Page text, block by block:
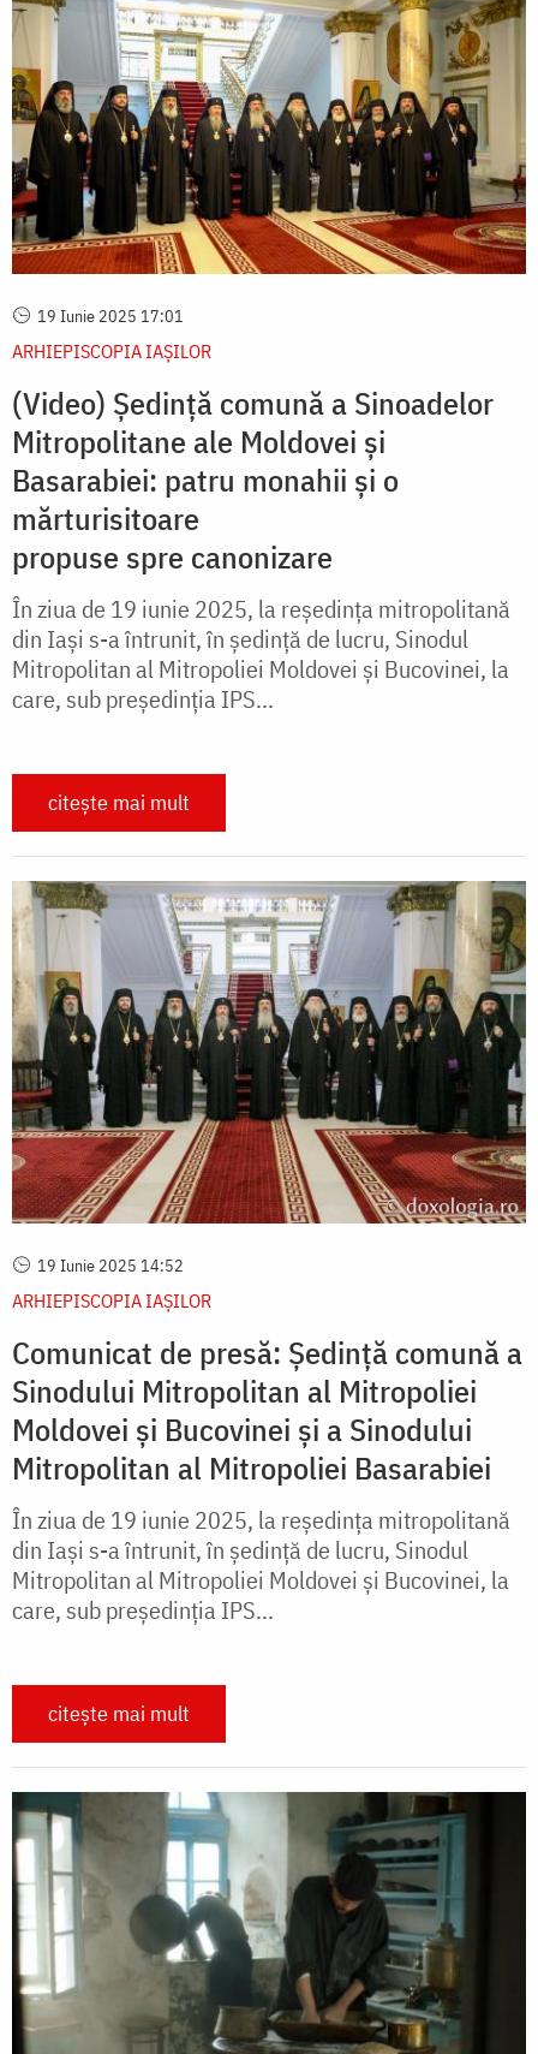
19 Iunie 2025 17:01
ARHIEPISCOPIA IAŞILOR
(Video) Ședință comună a Sinoadelor
Mitropolitane ale Moldovei și
Basarabiei: patru monahii și o
mărturisitoare
propuse spre canonizare
În ziua de 19 iunie 2025, la reședința mitropolitană
din Iași s-a întrunit, în şedinţă de lucru, Sinodul
Mitropolitan al Mitropoliei Moldovei şi Bucovinei, la
care, sub preşedinţia IPS...
citește mai mult
19 Iunie 2025 14:52
ARHIEPISCOPIA IAŞILOR
Comunicat de presă: Ședință comună a
Sinodului Mitropolitan al Mitropoliei
Moldovei și Bucovinei și a Sinodului
Mitropolitan al Mitropoliei Basarabiei
În ziua de 19 iunie 2025, la reședința mitropolitană
din Iași s-a întrunit, în şedinţă de lucru, Sinodul
Mitropolitan al Mitropoliei Moldovei şi Bucovinei, la
care, sub preşedinţia IPS...
citește mai mult